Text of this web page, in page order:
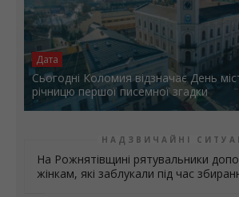
Дата
Сьогодні Коломия відзначає День
річницю першої писемної згадки
НАДЗВИЧАЙНІ
На Рожнятівщині рятувальники
жінкам, які заблукали під час